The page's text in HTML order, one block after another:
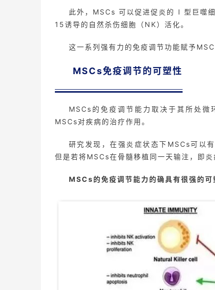
此外，MSCs 可以促进促炎的 I 型巨噬
15诱导的自然杀伤细胞（NK）活化。
这一系列强有力的免疫调节功能赋予
MSCs免疫调节的可塑性
MSCs的免疫调节能力取决于其所处微
MSCs对疾病的治疗作用。
研究发现，在强炎症状态下MSCs可
但是若将MSCs在骨髓移植同一天输注，即
MSCs的免疫调节能力的确具有很强的可